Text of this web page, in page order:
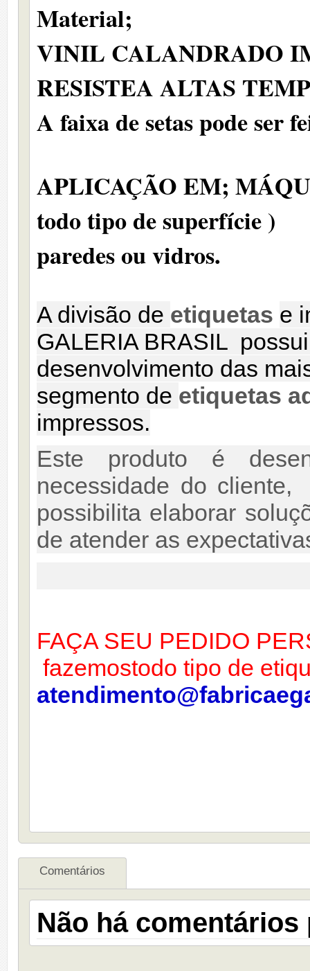
Material;
VINIL CALANDRADO
RESISTEA ALTAS
A faixa de setas pode ser
APLICAÇÃO EM;
todo tipo de superfície )
paredes ou vidros.
A divisão de etiquetas e
GALERIA BRASIL
desenvolvimento das
segmento de etiquetas
impressos.
Este produto é
necessidade do
possibilita elaborar
de atender as
FAÇA SEU PEDIDO
fazemostodo tipo de
Comentários
Não há